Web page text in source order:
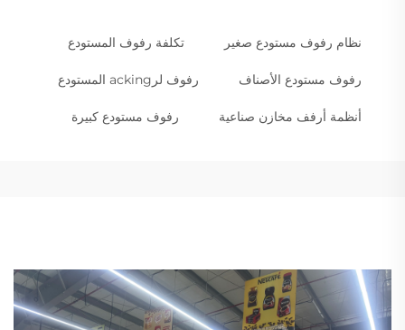
نظام رفوف مستودع صغير تكلفة رفوف المستودع
رفوف مستودع الأصناف رفوف لرacking المستودع
أنظمة أرفف مخازن صناعية رفوف مستودع كبيرة